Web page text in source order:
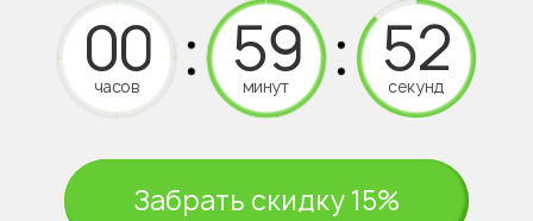
часов минут секунд
Забрать скидку 15%